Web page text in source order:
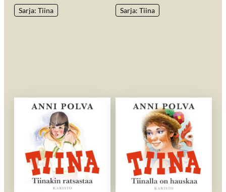
Sarja: Tiina Sarja: Tiina